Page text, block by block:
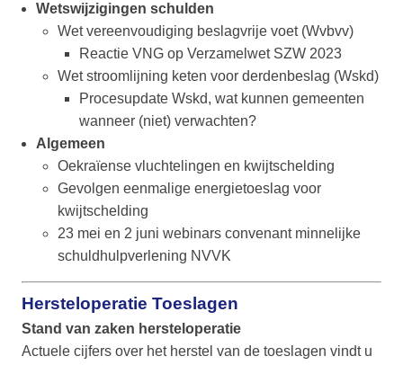
Wetswijzigingen schulden
Wet vereenvoudiging beslagvrije voet (Wvbvv)
Reactie VNG op Verzamelwet SZW 2023
Wet stroomlijning keten voor derdenbeslag (Wskd)
Procesupdate Wskd, wat kunnen gemeenten
wanneer (niet) verwachten?
Algemeen
Oekraïense vluchtelingen en kwijtschelding
Gevolgen eenmalige energietoeslag voor
kwijtschelding
23 mei en 2 juni webinars convenant minnelijke
schuldhulpverlening NVVK
Hersteloperatie Toeslagen
Stand van zaken hersteloperatie
Actuele cijfers over het herstel van de toeslagen vindt u